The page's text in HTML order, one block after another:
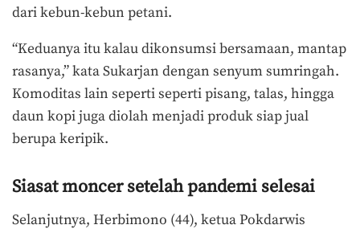
dari kebun-kebun petani.
“Keduanya itu kalau dikonsumsi bersamaan, mantap
rasanya,” kata Sukarjan dengan senyum sumringah.
Komoditas lain seperti seperti pisang, talas, hingga
daun kopi juga diolah menjadi produk siap jual
berupa keripik.
Siasat moncer setelah pandemi selesai
Selanjutnya, Herbimono (44), ketua Pokdarwis